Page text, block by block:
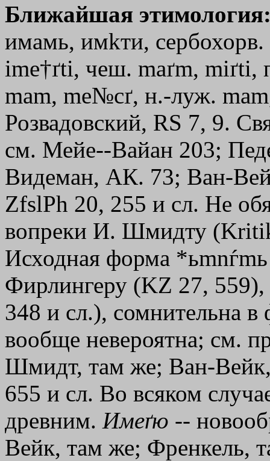
Ближайшая
имамь, имkти,
ime†ґti, чеш. maґm, miґti,
mam, me№cґ, н.-луж.
Розвадовский, RS 7, 9.
см. Мейе--Вайан 203;
Видеман, АК. 73; Ван-
ZfslPh 20, 255 и сл. Не
вопреки И. Шмидту
Исходная форма
Фирлингеру (KZ 27,
348 и сл.), сомнительна
вообще невероятна; см.
Шмидт, там же; Ван-
655 и сл. Во всяком
древним. Имеґю --
Вейк, там же; Френкель,